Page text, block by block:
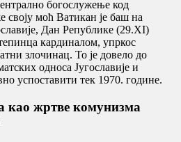
богослужење код
своју моћ Ватикан је баш на
Дан Републике (29.XI)
кардиналом, упркос
злочинац. То је довело до
односа Југославије и
успоставити тек 1970. године.
као жртве комунизма